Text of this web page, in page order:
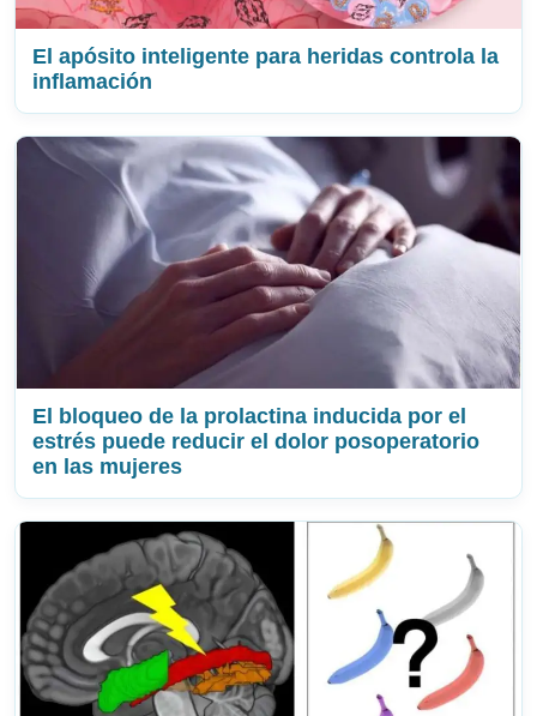
El apósito inteligente para heridas controla la
inflamación
El bloqueo de la prolactina inducida por el
estrés puede reducir el dolor posoperatorio
en las mujeres